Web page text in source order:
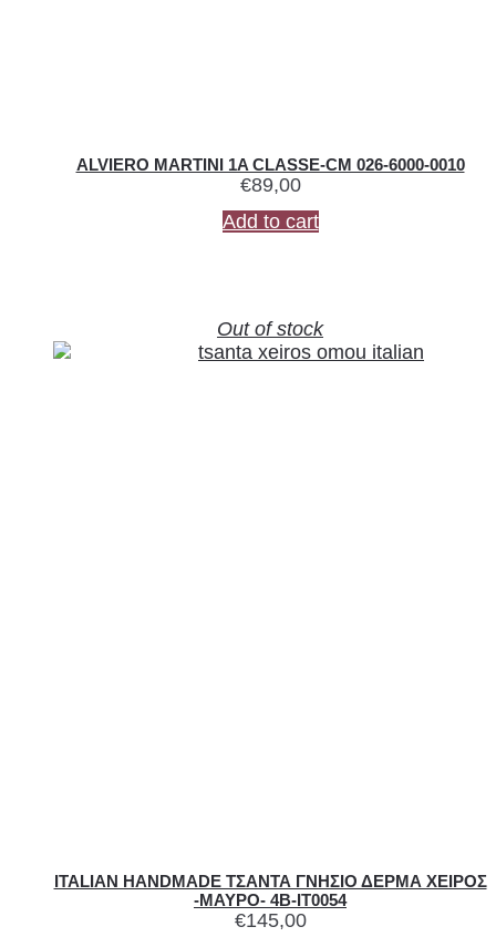
ALVIERO MARTINI 1A CLASSE-CM 026-6000-0010
€89,00
Add to cart
Out of stock
ITALIAN HANDMADE ΤΣΑΝΤΑ ΓΝΗΣΙΟ ΔΕΡΜΑ ΧΕΙΡΟΣ
-ΜΑΥΡΟ- 4B-IT0054
€145,00